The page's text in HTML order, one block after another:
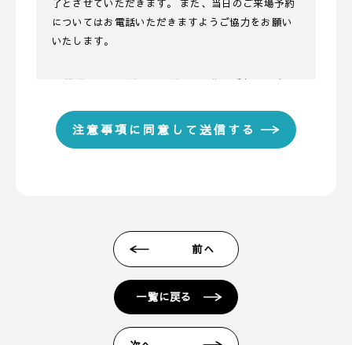
了とさせていただきます。 また、当日のご来場予約
についてはお電話いただきますようご協力をお願い
いたします。
携帯メールのドメイン指定受信や、指定拒否をして
いる場合、当サイトからの予約完了通知などを受信
います。 ＊各キャリア、ご利用機種ごとの詳しい設
定方法等は各キャリアへお問い合わせください。
■ 来場予約からプレゼントまでの流れ
1. 当フォームからご予約いただきます。
2. 当日ご来場いただきます。
前へ
一覧に戻る